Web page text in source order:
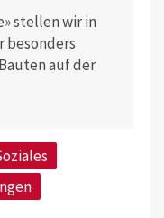
stellen wir in
besonders
auf der